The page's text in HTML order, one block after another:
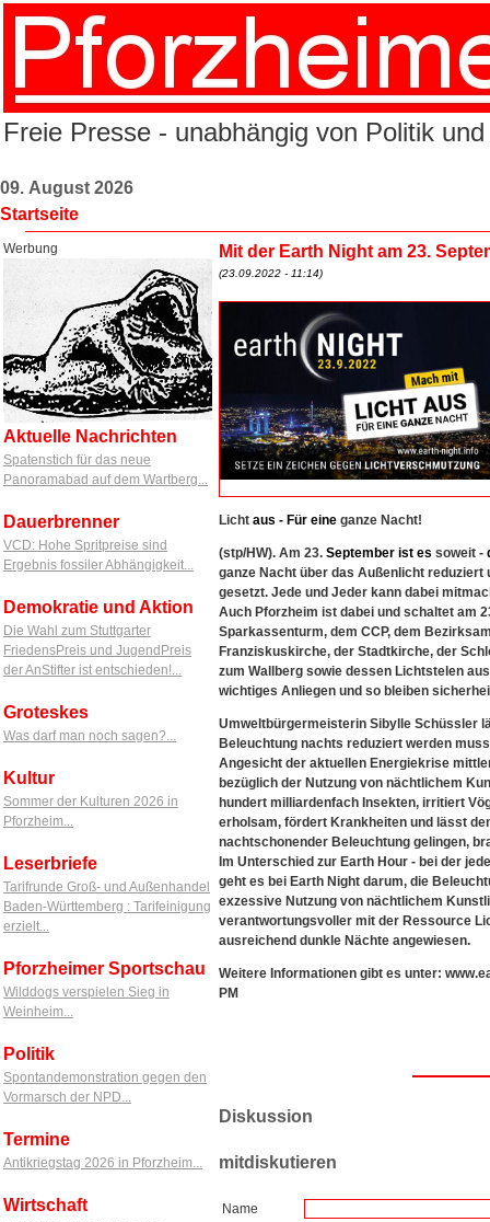
Freie Presse - unabhängig von Politik
09. August 2026
Startseite
Werbung
Aktuelle Nachrichten
Spatenstich für das neue
Panoramabad auf dem Wartberg...
Dauerbrenner
VCD: Hohe Spritpreise sind
Ergebnis fossiler Abhängigkeit...
Demokratie und Aktion
Die Wahl zum Stuttgarter
FriedensPreis und JugendPreis
der AnStifter ist entschieden!...
Groteskes
Was darf man noch sagen?...
Kultur
Sommer der Kulturen 2026 in
Pforzheim...
Leserbriefe
Tarifrunde Groß- und Außenhandel
Baden-Württemberg : Tarifeinigung
erzielt...
Pforzheimer Sportschau
Wilddogs verspielen Sieg in
Weinheim...
Politik
Spontandemonstration gegen den
Vormarsch der NPD...
Termine
Antikriegstag 2026 in Pforzheim...
Wirtschaft
Mit der Earth Night am 23.
(23.09.2022 - 11:14)
Licht aus - Für eine ganze Nacht!
(stp/HW). Am 23. September ist es soweit -
ganze Nacht über das Außenlicht
gesetzt. Jede und Jeder kann dabei
Auch Pforzheim ist dabei und schaltet am
Sparkassenturm, dem CCP, dem
Franziskuskirche, der Stadtkirche, der
zum Wallberg sowie dessen Lichtstelen
wichtiges Anliegen und so bleiben
Umweltbürgermeisterin Sibylle Schüssler
Beleuchtung nachts reduziert werden
Angesicht der aktuellen Energiekrise
bezüglich der Nutzung von nächtlichem
hundert milliardenfach Insekten, irritiert
erholsam, fördert Krankheiten und lässt
nachtschonender Beleuchtung gelingen,
Im Unterschied zur Earth Hour - bei der
geht es bei Earth Night darum, die
exzessive Nutzung von nächtlichem
verantwortungsvoller mit der Ressource
ausreichend dunkle Nächte angewiesen.
Weitere Informationen gibt es unter:
PM
Diskussion
mitdiskutieren
Name